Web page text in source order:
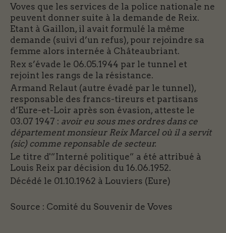
Voves que les services de la police nationale ne
peuvent donner suite à la demande de Reix.
Etant à Gaillon, il avait formulé la même
demande (suivi d’un refus), pour rejoindre sa
femme alors internée à Châteaubriant.
Rex s’évade le 06.05.1944 par le tunnel et
rejoint les rangs de la résistance.
Armand Relaut (autre évadé par le tunnel),
responsable des francs-tireurs et partisans
d’Eure-et-Loir après son évasion, atteste le
03.07 1947 : avoir eu sous mes ordres dans ce
département monsieur Reix Marcel où il a servit
(sic) comme reponsable de secteur.
Le titre d'”Interné politique” a été attribué à
Louis Reix par décision du 16.06.1952.
Décédé le 01.10.1962 à Louviers (Eure)
Source : Comité du Souvenir de Voves